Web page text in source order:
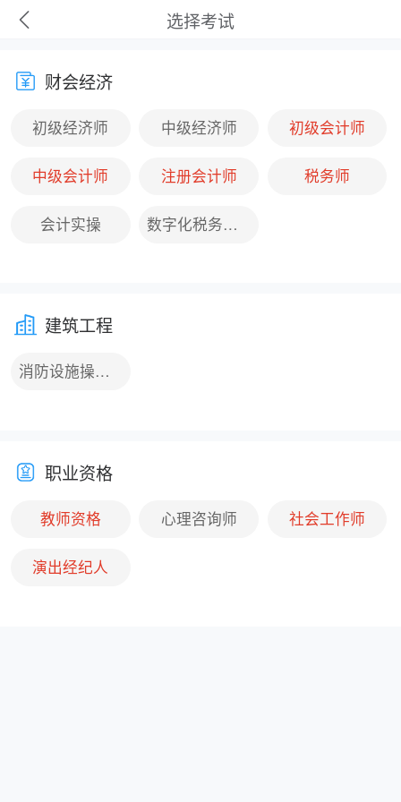
选择考试
财会经济
初级经济师 中级经济师 初级会计师
中级会计师 注册会计师 税务师
会计实操 数字化税务筹划师（初级）
建筑工程
消防设施操作员
职业资格
教师资格 心理咨询师 社会工作师
演出经纪人